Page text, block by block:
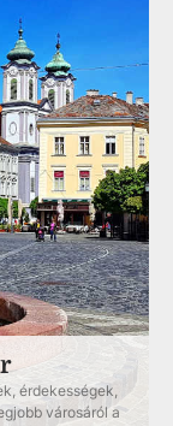
érdekességek,
városáról a